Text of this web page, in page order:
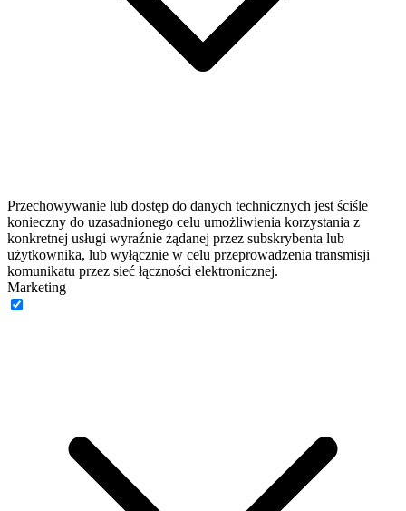
Przechowywanie lub dostęp do danych technicznych jest ściśle
konieczny do uzasadnionego celu umożliwienia korzystania z
konkretnej usługi wyraźnie żądanej przez subskrybenta lub
użytkownika, lub wyłącznie w celu przeprowadzenia transmisji
komunikatu przez sieć łączności elektronicznej.
Marketing